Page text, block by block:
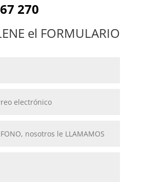
270
el FORMULARIO